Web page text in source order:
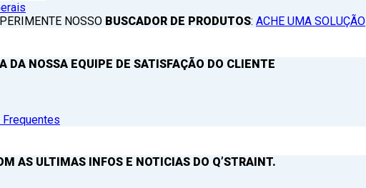
NOSSO BUSCADOR DE PRODUTOS: ACHE UMA SOLUÇÃO
DA NOSSA EQUIPE DE SATISFAÇÃO DO CLIENTE
AS ULTIMAS INFOS E NOTICIAS DO Q’STRAINT.